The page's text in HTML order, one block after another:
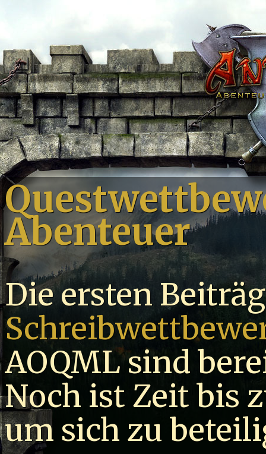
Abenteuer
Die ersten
AOQML sind
Noch ist Zeit bis
um sich zu